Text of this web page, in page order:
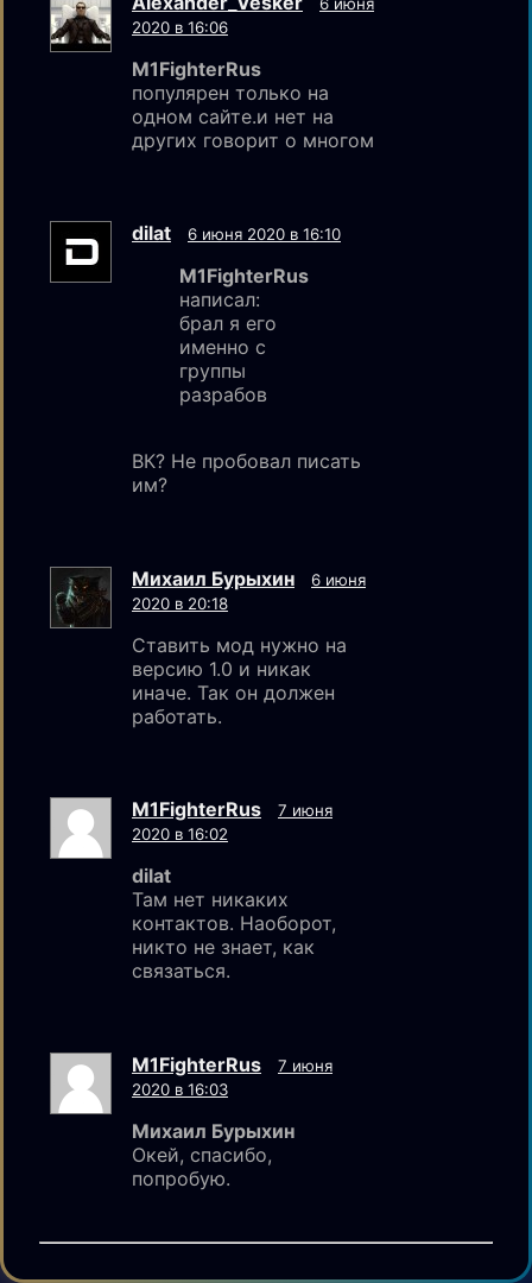
2020 в 16:06
M1FighterRus
популярен только на
одном сайте.и нет на
других говорит о многом
dilat 6 июня 2020 в 16:10
M1FighterRus
написал:
брал я его
именно с
группы
разрабов
ВК? Не пробовал писать
им?
Михаил Бурыхин
6 июня
2020 в 20:18
Ставить мод нужно на
версию 1.0 и никак
иначе. Так он должен
работать.
M1FighterRus
7 июня
2020 в 16:02
dilat
Там нет никаких
контактов. Наоборот,
никто не знает, как
связаться.
M1FighterRus
7 июня
2020 в 16:03
Михаил Бурыхин
Окей, спасибо,
попробую.